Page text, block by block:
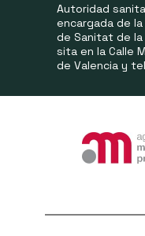
Autoridad
encargada de
de Sanitat de la
sita en la Calle
de Valencia y